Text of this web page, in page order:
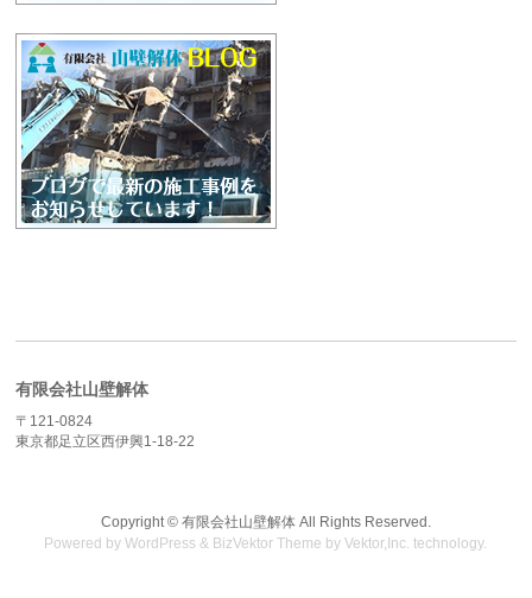
有限会社山壁解体
〒121-0824
東京都足立区西伊興1-18-22
Copyright © 有限会社山壁解体All Rights Reserved.
Powered byWordPress & BizVektor Theme byVektor,Inc. technology.